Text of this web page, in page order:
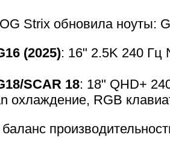
Strix обновила ноуты:
(2025): 16" 2.5K 240 Гц
SCAR 18: 18" QHD+
охлаждение, RGB